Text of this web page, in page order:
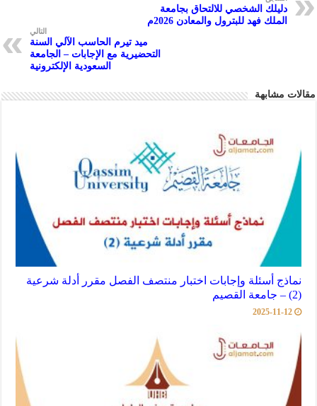
p
دليلك الشخصي للالتحاق بجامعة
الملك فهد للبترول والمعادن 2026م
التالي
ميد تيرم الحاسب الآلي السنة
التحضيرية مع الإجابات – الجامعة
السعودية الإلكترونية
مقالات مشابهة
نماذج أسئلة وإجابات اختبار منتصف الفصل مقرر أدلة شرعية
(2) – جامعة القصيم
2025-11-12